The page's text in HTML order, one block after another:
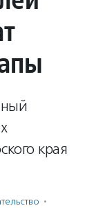
края
·